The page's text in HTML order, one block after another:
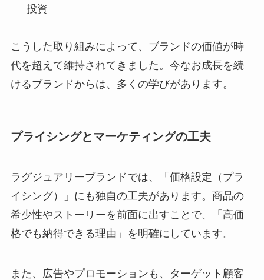
投資
こうした取り組みによって、ブランドの価値が時
代を超えて維持されてきました。今なお成長を続
けるブランドからは、多くの学びがあります。
プライシングとマーケティングの工夫
ラグジュアリーブランドでは、「価格設定（プラ
イシング）」にも独自の工夫があります。商品の
希少性やストーリーを前面に出すことで、「高価
格でも納得できる理由」を明確にしています。
また、広告やプロモーションも、ターゲット顧客